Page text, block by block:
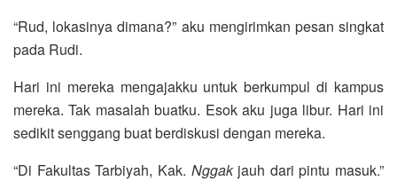
“Rud, lokasinya dimana?” aku mengirimkan pesan singkat
pada Rudi.
Hari ini mereka mengajakku untuk berkumpul di kampus
mereka. Tak masalah buatku. Esok aku juga libur. Hari ini
sedikit senggang buat berdiskusi dengan mereka.
“Di Fakultas Tarbiyah, Kak. Nggak jauh dari pintu masuk.”